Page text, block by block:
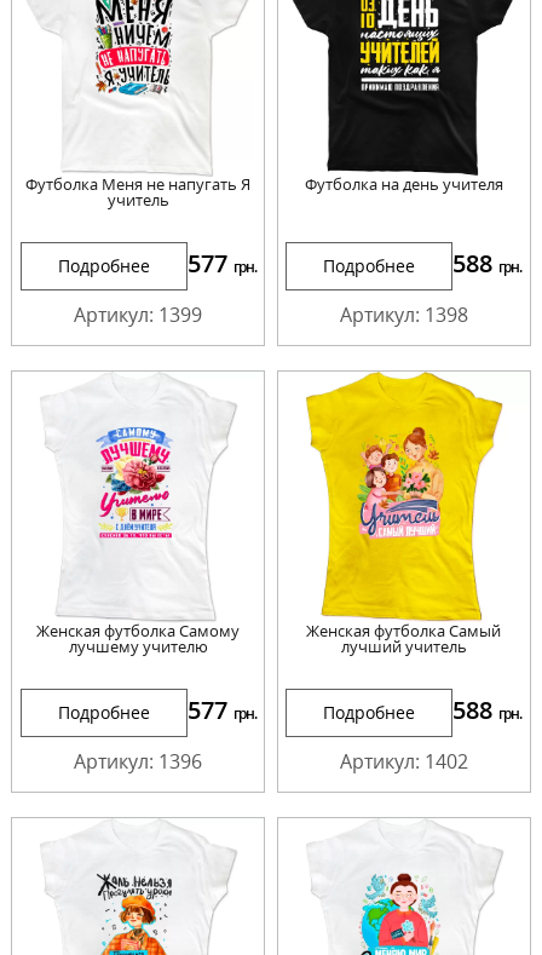
Футболка Меня не напугать Я
учитель
Подробнее 577 грн.
Артикул: 1399
Футболка на день учителя
Подробнее 588 грн.
Артикул: 1398
Женская футболка Самому
лучшему учителю
Подробнее 577 грн.
Артикул: 1396
Женская футболка Самый
лучший учитель
Подробнее 588 грн.
Артикул: 1402